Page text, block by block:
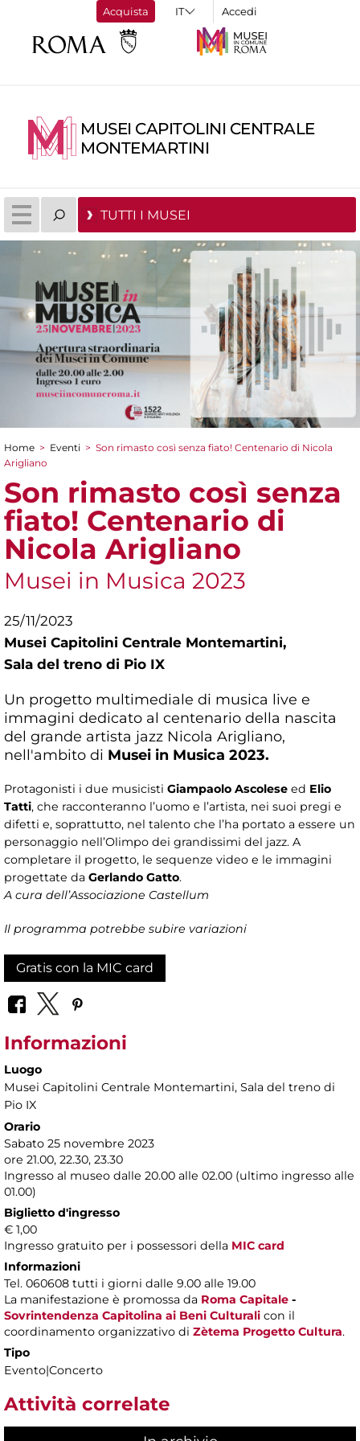
Acquista Accedi
MUSEI CAPITOLINI CENTRALE
MONTEMARTINI
TUTTI I MUSEI
Tu sei qui
Home > Eventi > Son rimasto così senza fiato! Centenario di Nicola
Arigliano
Son rimasto così senza
fiato! Centenario di
Nicola Arigliano
Musei in Musica 2023
25/11/2023
Musei Capitolini Centrale Montemartini,
Sala del treno di Pio IX
Un progetto multimediale di musica live e
immagini dedicato al centenario della nascita
del grande artista jazz Nicola Arigliano,
nell'ambito di Musei in Musica 2023.
Protagonisti i due musicisti Giampaolo Ascolese ed Elio
Tatti, che racconteranno l’uomo e l’artista, nei suoi pregi e
difetti e, soprattutto, nel talento che l’ha portato a essere un
personaggio nell’Olimpo dei grandissimi del jazz. A
completare il progetto, le sequenze video e le immagini
progettate da Gerlando Gatto.
A cura dell’Associazione Castellum
Il programma potrebbe subire variazioni
Gratis con la MIC card
Informazioni
Luogo
Musei Capitolini Centrale Montemartini, Sala del treno di
Pio IX
Orario
Sabato 25 novembre 2023
ore 21.00, 22.30, 23.30
Ingresso al museo dalle 20.00 alle 02.00 (ultimo ingresso alle
01.00)
Biglietto d'ingresso
€ 1,00
Ingresso gratuito per i possessori della MIC card
Informazioni
Tel. 060608 tutti i giorni dalle 9.00 alle 19.00
La manifestazione è promossa da Roma Capitale -
Sovrintendenza Capitolina ai Beni Culturali con il
coordinamento organizzativo di Zètema Progetto Cultura.
Tipo
Evento|Concerto
Attività correlate